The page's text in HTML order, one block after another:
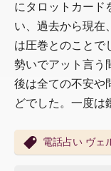
にタロットカード
い、過去から現在
は圧巻とのことで
勢いでアット言う
後は全ての不安や
どでした。一度は
電話占い ヴェ